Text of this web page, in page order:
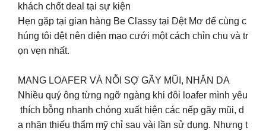
khách chốt deal tại sự kiện
Hẹn gặp tại gian hàng Be Classy tại Dệt Mơ để cùng c
húng tôi dệt nên diện mạo cưới một cách chỉn chu và tr
ọn vẹn nhất.
MANG LOAFER VÀ NỖI SỢ GÃY MŨI, NHĂN DA
Nhiều quý ông từng ngỡ ngàng khi đôi loafer mình yêu
thích bỗng nhanh chóng xuất hiện các nếp gãy mũi, d
a nhăn thiếu thẩm mỹ chỉ sau vài lần sử dụng. Nhưng t